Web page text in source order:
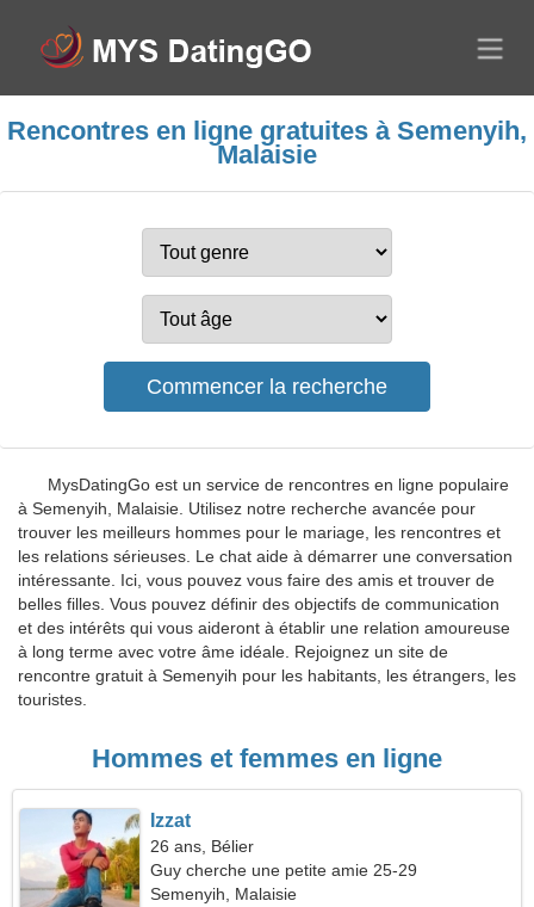
Rencontres en ligne gratuites à Semenyih,
Malaisie
MysDatingGo est un service de rencontres en ligne populaire
à Semenyih, Malaisie. Utilisez notre recherche avancée pour
trouver les meilleurs hommes pour le mariage, les rencontres et
les relations sérieuses. Le chat aide à démarrer une conversation
intéressante. Ici, vous pouvez vous faire des amis et trouver de
belles filles. Vous pouvez définir des objectifs de communication
et des intérêts qui vous aideront à établir une relation amoureuse
à long terme avec votre âme idéale. Rejoignez un site de
rencontre gratuit à Semenyih pour les habitants, les étrangers, les
touristes.
Hommes et femmes en ligne
Izzat
26 ans, Bélier
Guy cherche une petite amie 25-29
Semenyih, Malaisie